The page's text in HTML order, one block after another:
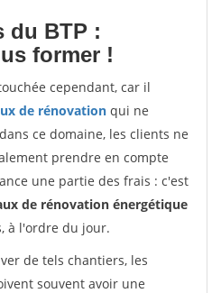
du BTP :
former !
cependant, car il
de rénovation qui ne
ce domaine, les clients ne
prendre en compte
une partie des frais : c'est
de rénovation énergétique
à l'ordre du jour.
de tels chantiers, les
souvent avoir une